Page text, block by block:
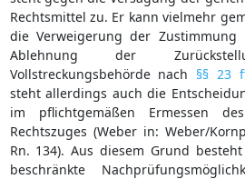
Rechtsmittel zu. Er kann vielmehr
die Verweigerung der
Ablehnung der
Vollstreckungsbehörde nach §§ 23
steht allerdings auch die
im pflichtgemäßen Ermessen
Rechtszuges (Weber in: Weber/
Rn. 134). Aus diesem Grund
beschränkte